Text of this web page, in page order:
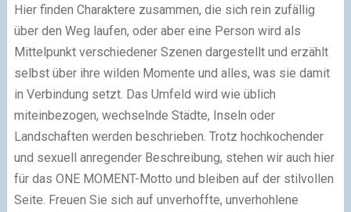
Hier finden Charaktere zusammen, die sich rein zufällig
über den Weg laufen, oder aber eine Person wird als
Mittelpunkt verschiedener Szenen dargestellt und erzählt
selbst über ihre wilden Momente und alles, was sie damit
in Verbindung setzt. Das Umfeld wird wie üblich
miteinbezogen, wechselnde Städte, Inseln oder
Landschaften werden beschrieben. Trotz hochkochender
und sexuell anregender Beschreibung, stehen wir auch hier
für das ONE MOMENT-Motto und bleiben auf der stilvollen
Seite. Freuen Sie sich auf unverhoffte, unverhohlene